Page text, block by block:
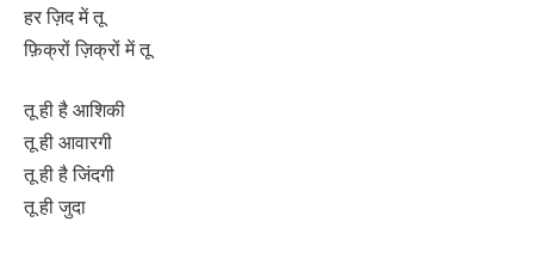
हर ज़िद में तू
फ़िक्रों ज़िक्रों में तू
तू ही है आशिकी
तू ही आवारगी
तू ही है जिंदगी
तू ही जुदा